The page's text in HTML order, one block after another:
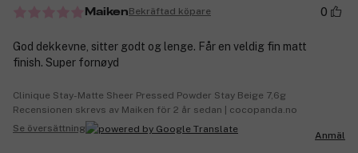
MaikenBekräftad köpare 0
God dekkevne, sitter godt og lenge. Får en veldig fin matt
finish. Super fornøyd
Clinique Stay-Matte Sheer Pressed Powder Stay Beige 7,6g
Recensionen skrevs av Maiken för 2 år sedan | cocopanda.no
Se översättning
Anmäl